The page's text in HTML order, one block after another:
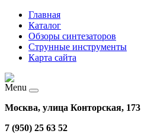
Главная
Каталог
Обзоры синтезаторов
Струнные инструменты
Карта сайта
Menu
Москва, улица Конторская, 173
7 (950) 25 63 52